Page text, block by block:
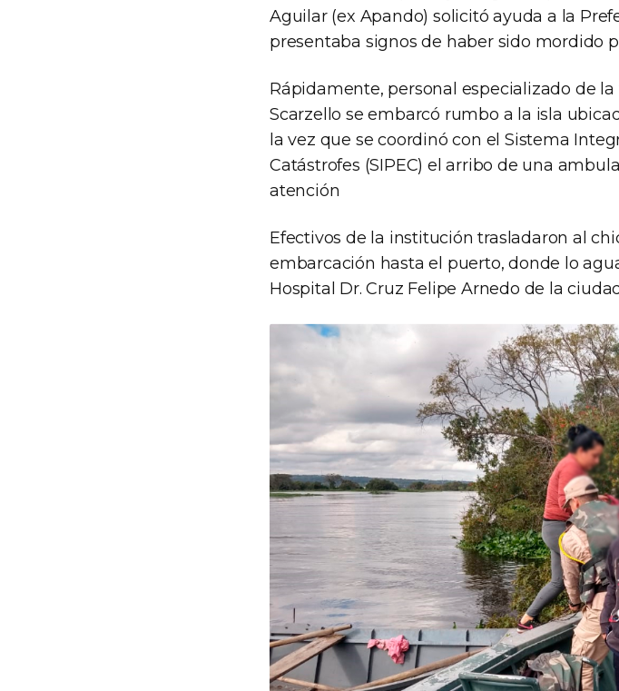
Aguilar (ex Apando) solicitó ayuda a la
presentaba signos de haber sido mordido
Rápidamente, personal especializado de
Scarzello se embarcó rumbo a la isla
la vez que se coordinó con el Sistema
Catástrofes (SIPEC) el arribo de una
atención
Efectivos de la institución trasladaron al
embarcación hasta el puerto, donde lo
Hospital Dr. Cruz Felipe Arnedo de la